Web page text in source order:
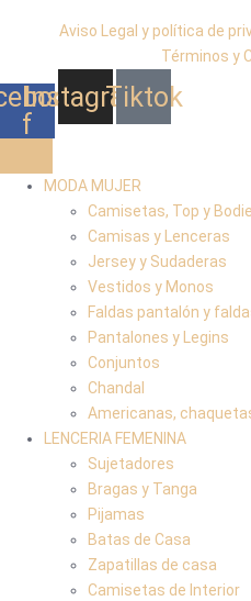
Aviso Legal y política de
Términos y
f
Instagram
Tiktok
MODA MUJER
Camisetas, Top y
Camisas y Lenceras
Jersey y Sudaderas
Vestidos y Monos
Faldas pantalón y
Pantalones y Legins
Conjuntos
Chandal
Americanas,
LENCERIA FEMENINA
Sujetadores
Bragas y Tanga
Pijamas
Batas de Casa
Zapatillas de casa
Camisetas de Interior